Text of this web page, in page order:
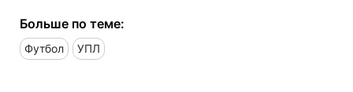
Больше по теме:
Футбол УПЛ